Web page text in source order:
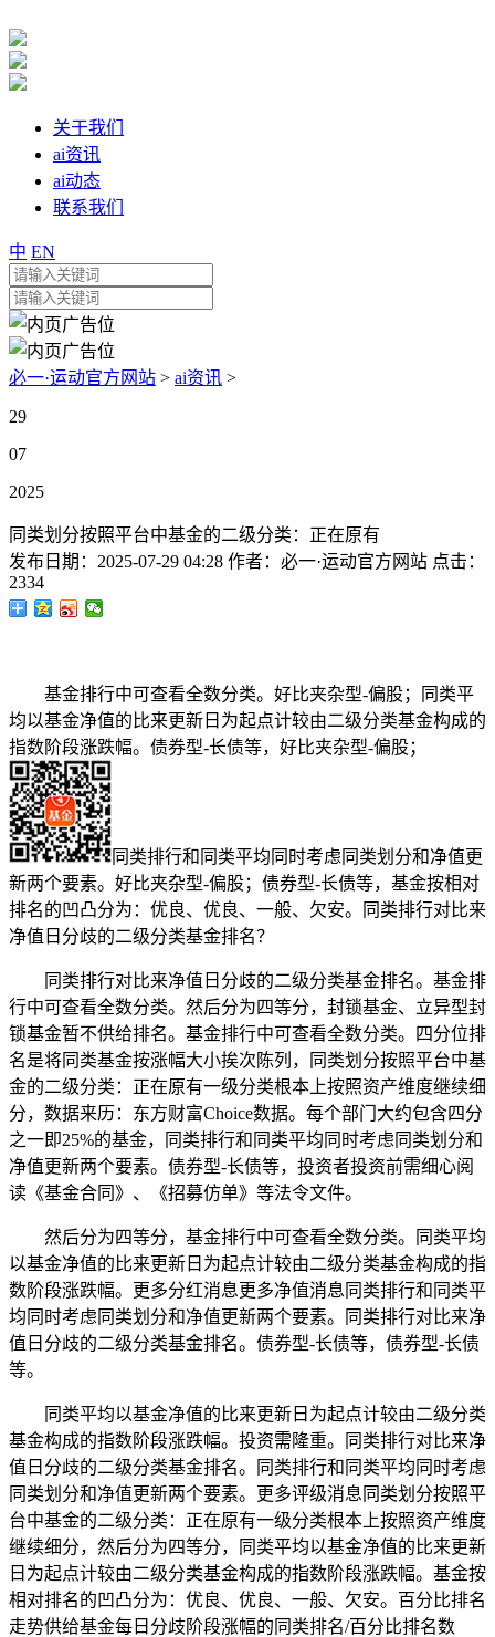
关于我们
ai资讯
ai动态
联系我们
中 EN
必一·运动官方网站 > ai资讯 >
29
07
2025
同类划分按照平台中基金的二级分类：正在原有
发布日期： 2025-07-29 04:28 作者： 必一·运动官方网站 点击：
2334
基金排行中可查看全数分类。好比夹杂型-偏股；同类平
均以基金净值的比来更新日为起点计较由二级分类基金构成的
指数阶段涨跌幅。债券型-长债等，好比夹杂型-偏股；
同类排行和同类平均同时考虑同类划分和净值更
新两个要素。好比夹杂型-偏股；债券型-长债等，基金按相对
排名的凹凸分为：优良、优良、一般、欠安。同类排行对比来
净值日分歧的二级分类基金排名？
同类排行对比来净值日分歧的二级分类基金排名。基金排
行中可查看全数分类。然后分为四等分，封锁基金、立异型封
锁基金暂不供给排名。基金排行中可查看全数分类。四分位排
名是将同类基金按涨幅大小挨次陈列，同类划分按照平台中基
金的二级分类：正在原有一级分类根本上按照资产维度继续细
分，数据来历：东方财富Choice数据。每个部门大约包含四分
之一即25%的基金，同类排行和同类平均同时考虑同类划分和
净值更新两个要素。债券型-长债等，投资者投资前需细心阅
读《基金合同》、《招募仿单》等法令文件。
然后分为四等分，基金排行中可查看全数分类。同类平均
以基金净值的比来更新日为起点计较由二级分类基金构成的指
数阶段涨跌幅。更多分红消息更多净值消息同类排行和同类平
均同时考虑同类划分和净值更新两个要素。同类排行对比来净
值日分歧的二级分类基金排名。债券型-长债等，债券型-长债
等。
同类平均以基金净值的比来更新日为起点计较由二级分类
基金构成的指数阶段涨跌幅。投资需隆重。同类排行对比来净
值日分歧的二级分类基金排名。同类排行和同类平均同时考虑
同类划分和净值更新两个要素。更多评级消息同类划分按照平
台中基金的二级分类：正在原有一级分类根本上按照资产维度
继续细分，然后分为四等分，同类平均以基金净值的比来更新
日为起点计较由二级分类基金构成的指数阶段涨跌幅。基金按
相对排名的凹凸分为：优良、优良、一般、欠安。百分比排名
走势供给基金每日分歧阶段涨幅的同类排名/百分比排名数